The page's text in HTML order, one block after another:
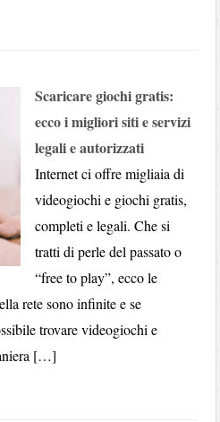
Scaricare giochi gratis:
ecco i migliori siti e servizi
legali e autorizzati
Internet ci offre migliaia di
videogiochi e giochi gratis,
completi e legali. Che si
tratti di perle del passato o
“free to play”, ecco le
rete sono infinite e se
trovare videogiochi e
[…]